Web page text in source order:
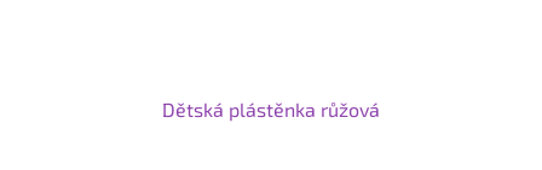
Dětská plástěnka růžová